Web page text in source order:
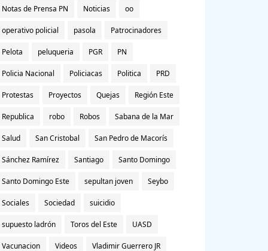
Notas de Prensa PN Noticias oo
operativo policial pasola Patrocinadores
Pelota peluqueria PGR PN
Policia Nacional Policiacas Politica PRD
Protestas Proyectos Quejas Región Este
Republica robo Robos Sabana de la Mar
Salud San Cristobal San Pedro de Macorís
Sánchez Ramírez Santiago Santo Domingo
Santo Domingo Este sepultan joven Seybo
Sociales Sociedad suicidio
supuesto ladrón Toros del Este UASD
Vacunacion Videos Vladimir Guerrero JR